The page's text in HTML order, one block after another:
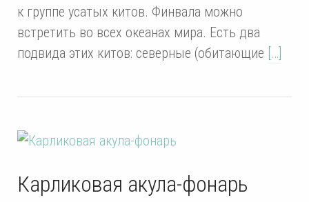
к группе усатых китов. Финвала можно
встретить во всех океанах мира. Есть два
подвида этих китов: северные (обитающие […]
Карликовая акула-фонарь